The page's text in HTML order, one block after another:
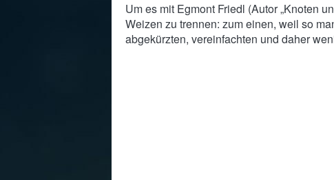
Um es mit Egmont Friedl (Autor „Knoten
Weizen zu trennen: zum einen, weil so
abgekürzten, vereinfachten und daher